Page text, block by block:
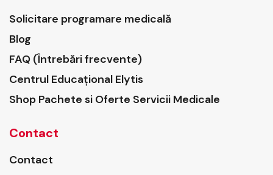
Solicitare programare medicală
Blog
FAQ (Întrebări frecvente)
Centrul Educațional Elytis
Shop Pachete si Oferte Servicii Medicale
Contact
Contact